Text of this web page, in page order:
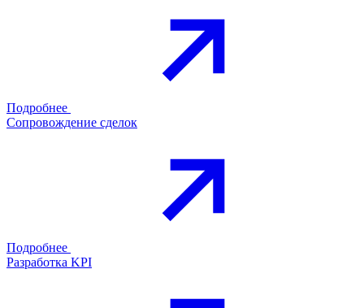
Подробнее
Сопровождение сделок
Подробнее
Разработка KPI